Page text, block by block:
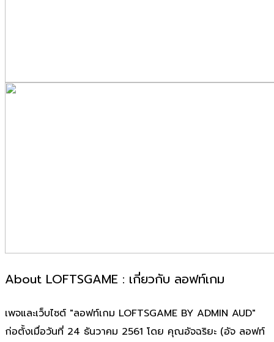
About LOFTSGAME : เกี่ยวกับ ลอฟท์เกม
เพจและเว็บไซต์ "ลอฟท์เกม LOFTSGAME BY ADMIN AUD"
ก่อตั้งเมื่อวันที่ 24 ธันวาคม 2561 โดย คุณอัจฉริยะ (อัจ ลอฟท์